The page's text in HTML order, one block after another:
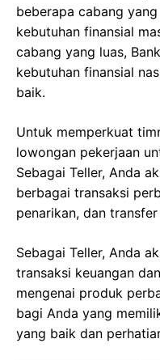
beberapa cabang
kebutuhan finansial
cabang yang luas,
kebutuhan finansial
baik.
Untuk memperkuat
lowongan pekerjaan
Sebagai Teller, Anda
berbagai transaksi
penarikan, dan transfer
Sebagai Teller, Anda
transaksi keuangan
mengenai produk
bagi Anda yang
yang baik dan